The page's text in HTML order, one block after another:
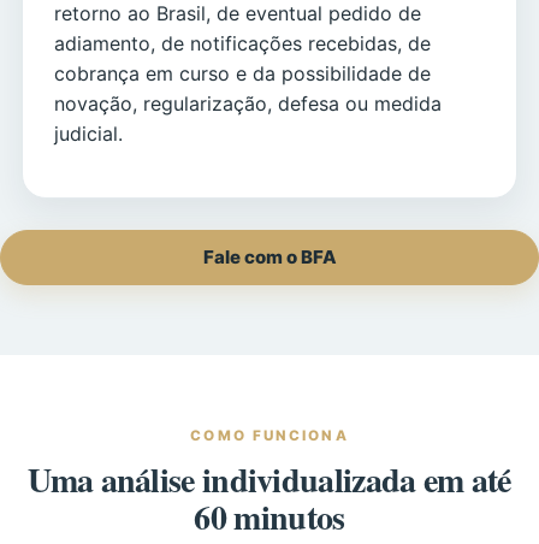
retorno ao Brasil, de eventual pedido de
adiamento, de notificações recebidas, de
cobrança em curso e da possibilidade de
novação, regularização, defesa ou medida
judicial.
Fale com o BFA
COMO FUNCIONA
Uma análise individualizada em até
60 minutos